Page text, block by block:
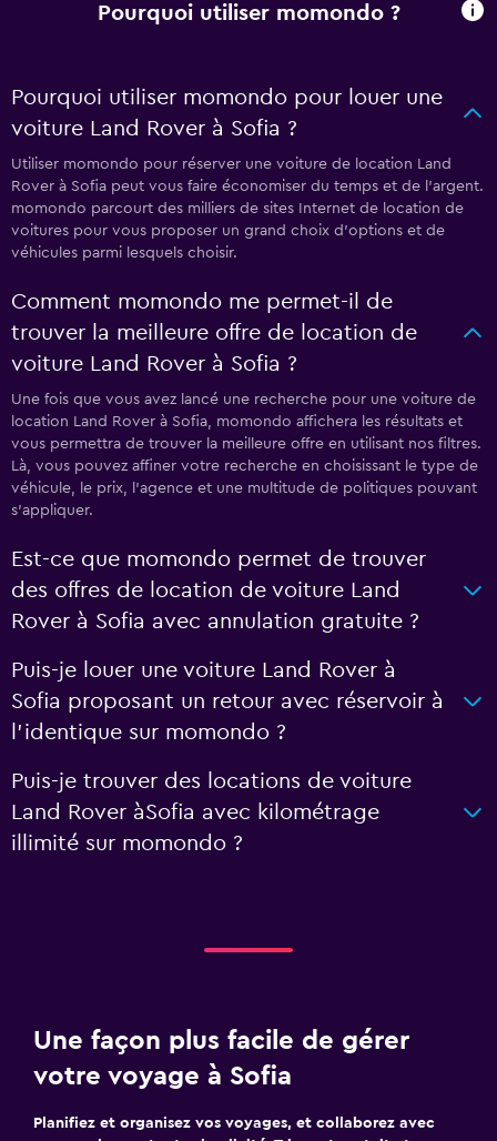
Pourquoi utiliser momondo ?
Pourquoi utiliser momondo pour louer une
voiture Land Rover à Sofia ?
Utiliser momondo pour réserver une voiture de location Land
Rover à Sofia peut vous faire économiser du temps et de l'argent.
momondo parcourt des milliers de sites Internet de location de
voitures pour vous proposer un grand choix d'options et de
véhicules parmi lesquels choisir.
Comment momondo me permet-il de
trouver la meilleure offre de location de
voiture Land Rover à Sofia ?
Une fois que vous avez lancé une recherche pour une voiture de
location Land Rover à Sofia, momondo affichera les résultats et
vous permettra de trouver la meilleure offre en utilisant nos filtres.
Là, vous pouvez affiner votre recherche en choisissant le type de
véhicule, le prix, l'agence et une multitude de politiques pouvant
s'appliquer.
Est-ce que momondo permet de trouver
des offres de location de voiture Land
Rover à Sofia avec annulation gratuite ?
Puis-je louer une voiture Land Rover à
Sofia proposant un retour avec réservoir à
l'identique sur momondo ?
Puis-je trouver des locations de voiture
Land Rover àSofia avec kilométrage
illimité sur momondo ?
Une façon plus facile de gérer
votre voyage à Sofia
Planifiez et organisez vos voyages, et collaborez avec